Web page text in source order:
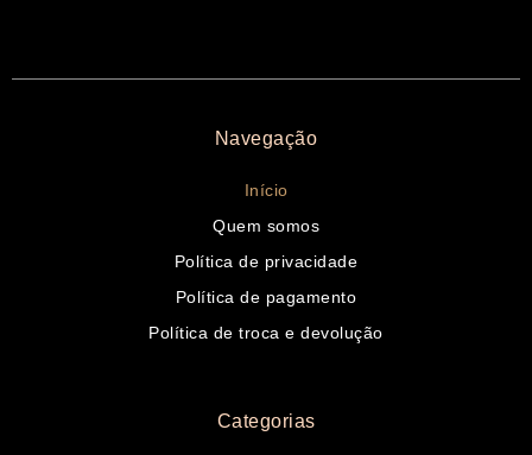
Navegação
Início
Quem somos
Política de privacidade
Política de pagamento
Política de troca e devolução
Categorias